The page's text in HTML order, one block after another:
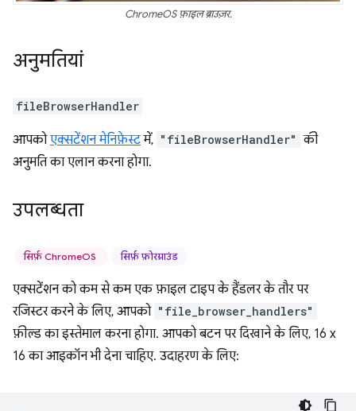
ChromeOS फ़ाइल ब्राउज़र.
अनुमतियां
fileBrowserHandler
आपकोएक्सटेंशन मेनिफ़ेस्टमें, "fileBrowserHandler" की
अनुमति का एलान करना होगा.
उपलब्धता
सिर्फ़ ChromeOS सिर्फ़ फ़ोरग्राउंड
एक्सटेंशन को कम से कम एक फ़ाइल टाइप के हैंडलर के तौर पर
रजिस्टर करने के लिए, आपको "file_browser_handlers"
फ़ील्ड का इस्तेमाल करना होगा. आपको बटन पर दिखाने के लिए, 16 x
16 का आइकॉन भी देना चाहिए. उदाहरण के लिए: